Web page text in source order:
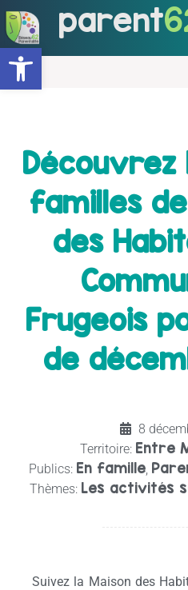
Ouvrir la barre d’outils
parent
Découvrez
familles
des
Frugeois
de
8
Territoire: Entre
Publics: En famille,
Thèmes: Les activités
Suivez la Maison des